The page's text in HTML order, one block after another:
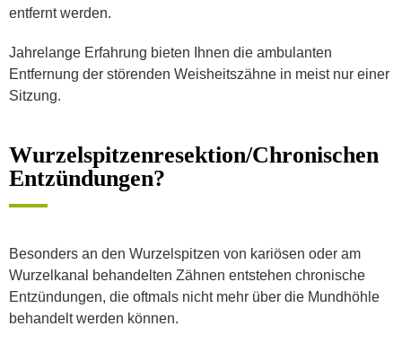
entfernt werden.
Jahrelange Erfahrung bieten Ihnen die ambulanten
Entfernung der störenden Weisheitszähne in meist nur einer
Sitzung.
Wurzelspitzenresektion/Chronischen
Entzündungen?
Besonders an den Wurzelspitzen von kariösen oder am
Wurzelkanal behandelten Zähnen entstehen chronische
Entzündungen, die oftmals nicht mehr über die Mundhöhle
behandelt werden können.